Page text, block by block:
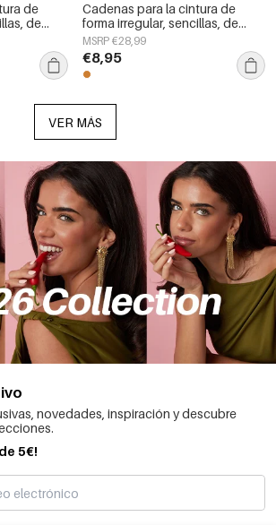
de
de
de
Cadenas para la cintura de
forma irregular, sencillas, de
acero inoxidable, accesorios de
uso diario.
MSRP €28,99
€8,95
VER MÁS
novedades, inspiración y descubre
5€!